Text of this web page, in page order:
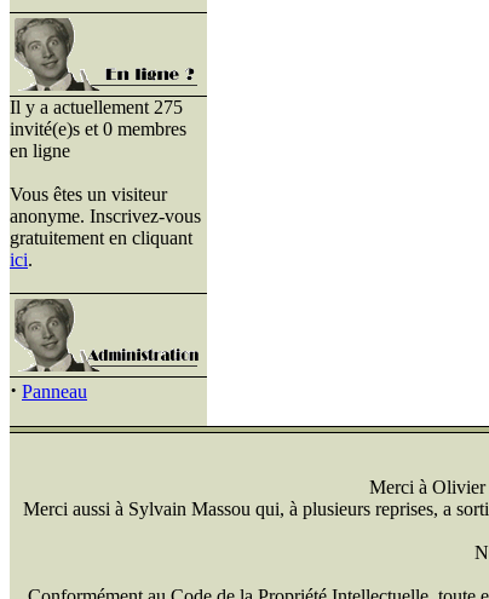
Il y a actuellement 275
invité(e)s et 0 membres
en ligne
Vous êtes un visiteur
anonyme. Inscrivez-vous
gratuitement en cliquant
ici.
· Panneau
Merci à Olivier
Merci aussi à Sylvain Massou qui, à plusieurs reprises, a